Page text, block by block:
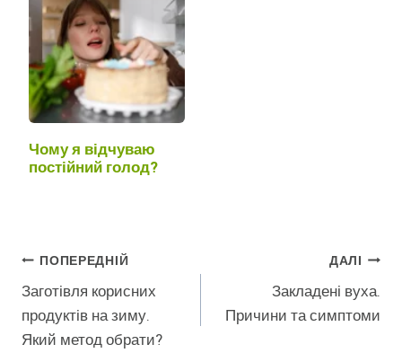
Чому я відчуваю
постійний голод?
Навігація
Записів
ПОПЕРЕДНІЙ
Заготівля корисних
продуктів на зиму.
Який метод обрати?
ДАЛІ
Закладені вуха.
Причини та симптоми